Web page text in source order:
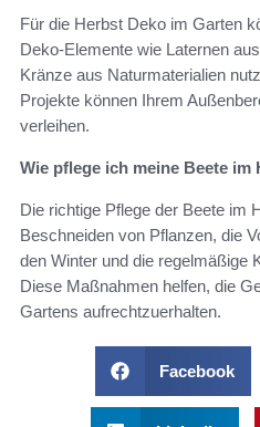
Für die Herbst Deko im Garten
Deko-Elemente wie Laternen
Kränze aus Naturmaterialien
Projekte können Ihrem
verleihen.
Wie pflege ich meine Beete
Die richtige Pflege der Beete im
Beschneiden von Pflanzen, die
den Winter und die regelmäßige
Diese Maßnahmen helfen, die
Gartens aufrechtzuerhalten.
Facebook